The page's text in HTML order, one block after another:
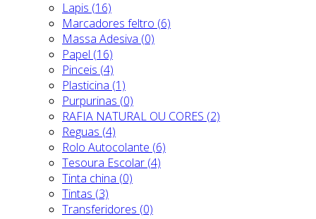
Lapis (16)
Marcadores feltro (6)
Massa Adesiva (0)
Papel (16)
Pinceis (4)
Plasticina (1)
Purpurinas (0)
RAFIA NATURAL OU CORES (2)
Reguas (4)
Rolo Autocolante (6)
Tesoura Escolar (4)
Tinta china (0)
Tintas (3)
Transferidores (0)